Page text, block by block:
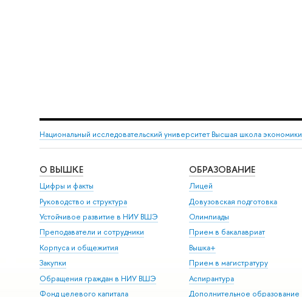
Национальный исследовательский университет Высшая школа экономики
О ВЫШКЕ
Цифры и факты
Руководство и структура
Устойчивое развитие в НИУ ВШЭ
Преподаватели и сотрудники
Корпуса и общежития
Закупки
Обращения граждан в НИУ ВШЭ
Фонд целевого капитала
ОБРАЗОВАНИЕ
Лицей
Довузовская подготовка
Олимпиады
Прием в бакалавриат
Вышка+
Прием в магистратуру
Аспирантура
Дополнительное образование